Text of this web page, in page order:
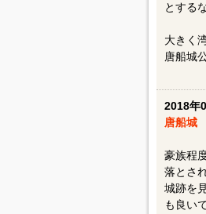
とする
大きく
唐船城
2018年
唐船城
豪族程
落とさ
城跡を
も良い